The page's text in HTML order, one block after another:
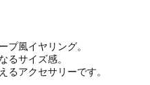
プ風イヤリング。
るサイズ感。
るアクセサリーです。